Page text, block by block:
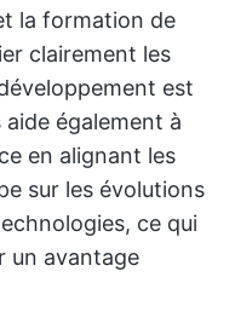
la formation de
clairement les
est
également à
en alignant les
sur les évolutions
ce qui
un avantage